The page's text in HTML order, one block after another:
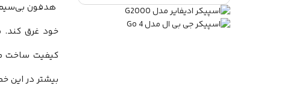
اطلاعات عمومی
خود غرق کند.
کیفیت ساخت
بیشتر در این